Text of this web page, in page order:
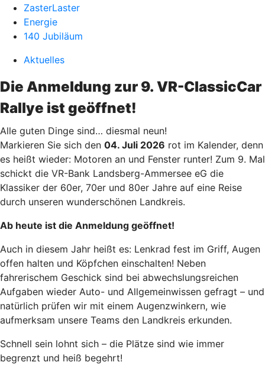
ZasterLaster
Energie
140 Jubiläum
Aktuelles
Die Anmeldung zur 9. VR-ClassicCar
Rallye ist geöffnet!
Alle guten Dinge sind… diesmal neun!
Markieren Sie sich den 04. Juli 2026 rot im Kalender, denn
es heißt wieder: Motoren an und Fenster runter! Zum 9. Mal
schickt die VR-Bank Landsberg-Ammersee eG die
Klassiker der 60er, 70er und 80er Jahre auf eine Reise
durch unseren wunderschönen Landkreis.
Ab heute ist die Anmeldung geöffnet!
Auch in diesem Jahr heißt es: Lenkrad fest im Griff, Augen
offen halten und Köpfchen einschalten! Neben
fahrerischem Geschick sind bei abwechslungsreichen
Aufgaben wieder Auto- und Allgemeinwissen gefragt – und
natürlich prüfen wir mit einem Augenzwinkern, wie
aufmerksam unsere Teams den Landkreis erkunden.
Schnell sein lohnt sich – die Plätze sind wie immer
begrenzt und heiß begehrt!